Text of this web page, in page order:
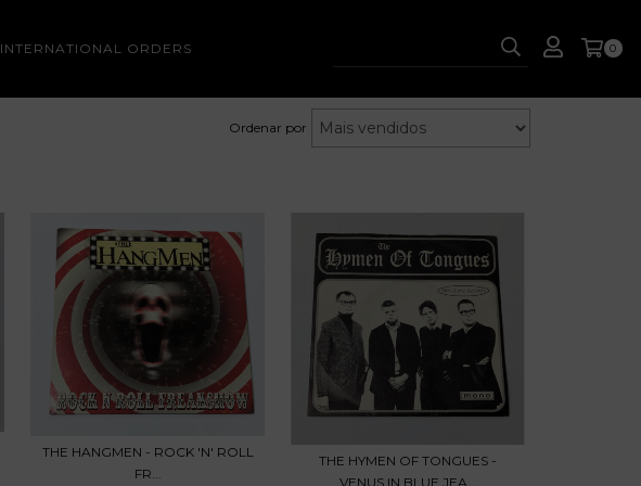
INTERNATIONAL ORDERS 0
Ordenar por
THE HANGMEN - ROCK 'N' ROLL
FR...
THE HYMEN OF TONGUES -
VENUS IN BLUE JEA...